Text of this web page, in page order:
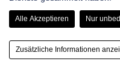
Alle Akzeptieren Nur
Zusätzliche Informationen